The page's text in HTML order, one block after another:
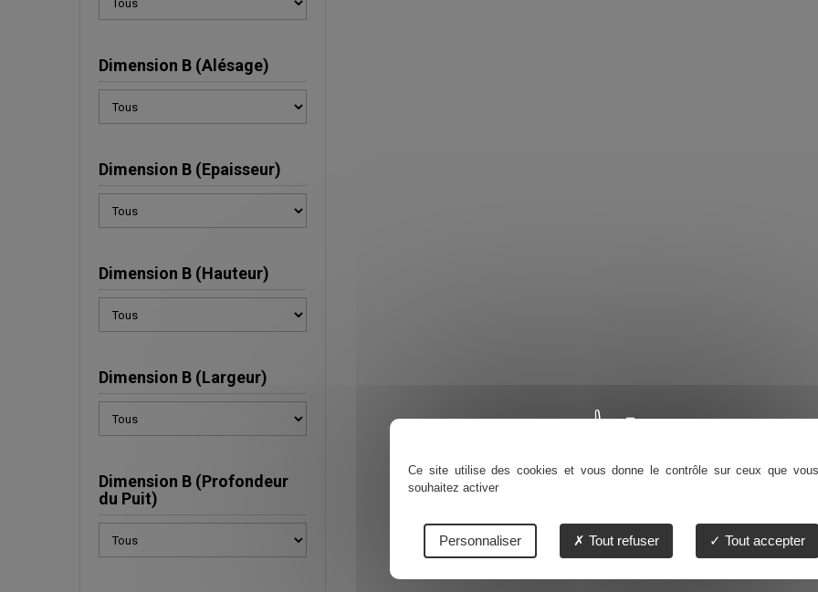
Dimension B (Alésage)
Dimension B (Epaisseur)
Dimension B (Hauteur)
Dimension B (Largeur)
Dimension B (Profondeur
du Puit)
Ce site utilise des cookies et vous donne le contrôle sur ceux que vous
souhaitez activer
Tout accepter
Tout refuser
Personnaliser